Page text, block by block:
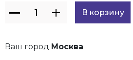
Ваш город Москва